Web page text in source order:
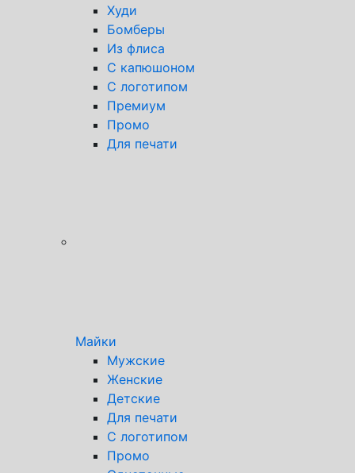
Худи
Бомберы
Из флиса
С капюшоном
С логотипом
Премиум
Промо
Для печати
Майки
Мужские
Женские
Детские
Для печати
С логотипом
Промо